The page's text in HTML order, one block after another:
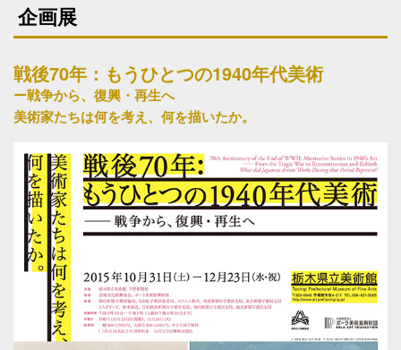
i
企画展
戦後70年：もうひとつの1940年代美術
ー戦争から、復興・再生へ
美術家たちは何を考え、何を描いたか。